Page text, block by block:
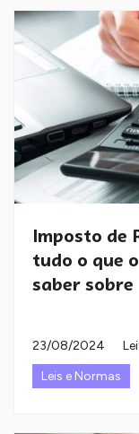
Imposto de
tudo o que
saber sobre
23/08/2024
Leis e Normas